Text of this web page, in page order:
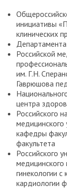
инициативы
клинических
Российской
им. Г.Н.
Гаврюшова
центра
Российского
медицинского
кафедры
факультета
Российского
медицинского
гинекологии
кардиологии